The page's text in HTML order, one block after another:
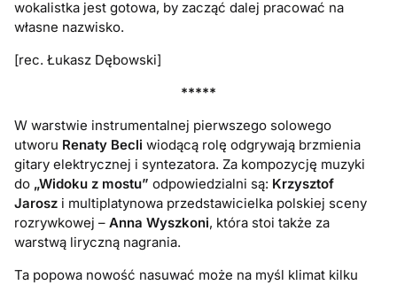
wokalistka jest gotowa, by zacząć dalej pracować na
własne nazwisko.
[rec. Łukasz Dębowski]
*****
W warstwie instrumentalnej pierwszego solowego
utworu Renaty Becli wiodącą rolę odgrywają brzmienia
gitary elektrycznej i syntezatora. Za kompozycję muzyki
do „Widoku z mostu” odpowiedzialni są: Krzysztof
Jarosz i multiplatynowa przedstawicielka polskiej sceny
rozrywkowej –Anna Wyszkoni, która stoi także za
warstwą liryczną nagrania.
Ta popowa nowość nasuwać może na myśl klimat kilku